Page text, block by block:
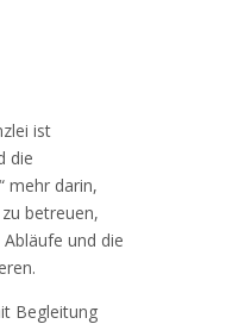
ist
die
mehr darin,
betreuen,
und die
Begleitung